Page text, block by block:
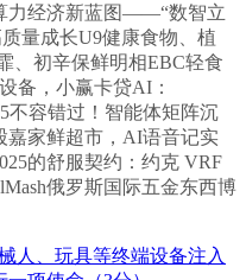
力经济新蓝图——“数智立
量成长U9健康食物、植
、初辛保鲜明相EBC轻食
备，小赢卡贷AI：
不容错过！智能体矩阵沉
嘉家鲜超市，AI语音记实
的舒服契约：约克 VRF
俄罗斯国际五金东西博
人、玩具等终端设备注入